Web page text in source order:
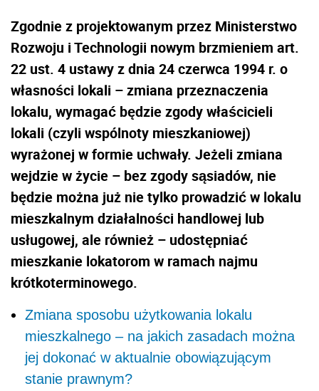
Zgodnie z projektowanym przez Ministerstwo
Rozwoju i Technologii nowym brzmieniem art.
22 ust. 4 ustawy z dnia 24 czerwca 1994 r. o
własności lokali – zmiana przeznaczenia
lokalu, wymagać będzie zgody właścicieli
lokali (czyli wspólnoty mieszkaniowej)
wyrażonej w formie uchwały. Jeżeli zmiana
wejdzie w życie – bez zgody sąsiadów, nie
będzie można już nie tylko prowadzić w lokalu
mieszkalnym działalności handlowej lub
usługowej, ale również – udostępniać
mieszkanie lokatorom w ramach najmu
krótkoterminowego.
Zmiana sposobu użytkowania lokalu
mieszkalnego – na jakich zasadach można
jej dokonać w aktualnie obowiązującym
stanie prawnym?